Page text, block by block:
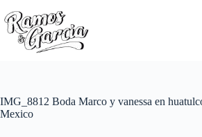
IMG_8812 Boda Marco y vanessa en
Mexico